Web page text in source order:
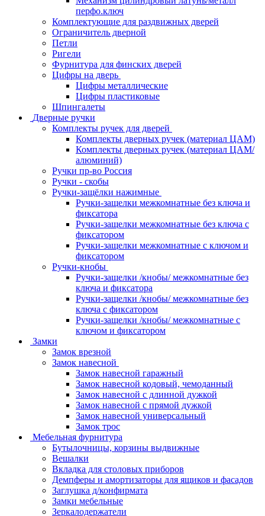
перфо.ключ
Комплектующие для раздвижных дверей
Ограничитель дверной
Петли
Ригели
Фурнитура для финских дверей
Цифры на дверь
Цифры металлические
Цифры пластиковые
Шпингалеты
Дверные ручки
Комплекты ручек для дверей
Комплекты дверных ручек (материал ЦАМ)
Комплекты дверных ручек (материал ЦАМ/
алюминий)
Ручки пр-во Россия
Ручки - скобы
Ручки-защёлки нажимные
Ручки-защелки межкомнатные без ключа и
фиксатора
Ручки-защелки межкомнатные без ключа с
фиксатором
Ручки-защелки межкомнатные с ключом и
фиксатором
Ручки-кнобы
Ручки-защелки /кнобы/ межкомнатные без
ключа и фиксатора
Ручки-защелки /кнобы/ межкомнатные без
ключа с фиксатором
Ручки-защелки /кнобы/ межкомнатные с
ключом и фиксатором
Замки
Замок врезной
Замок навесной
Замок навесной гаражный
Замок навесной кодовый, чемоданный
Замок навесной с длинной дужкой
Замок навесной с прямой дужкой
Замок навесной универсальный
Замок трос
Мебельная фурнитура
Бутылочницы, корзины выдвижные
Вешалки
Вкладка для столовых приборов
Демпферы и амортизаторы для ящиков и фасадов
Заглушка д/конфирмата
Замки мебельные
Зеркалодержатели